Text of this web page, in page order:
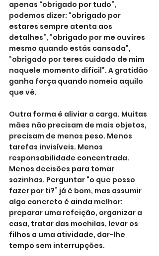
apenas “obrigado por tudo”,
podemos dizer: “obrigado por
estares sempre atenta aos
detalhes”, “obrigado por me ouvires
mesmo quando estás cansada”,
“obrigado por teres cuidado de mim
naquele momento difícil”. A gratidão
ganha força quando nomeia aquilo
que vê.
Outra forma é aliviar a carga. Muitas
mães não precisam de mais objetos,
precisam de menos peso. Menos
tarefas invisíveis. Menos
responsabilidade concentrada.
Menos decisões para tomar
sozinhas. Perguntar “o que posso
fazer por ti?” já é bom, mas assumir
algo concreto é ainda melhor:
preparar uma refeição, organizar a
casa, tratar das mochilas, levar os
filhos a uma atividade, dar-lhe
tempo sem interrupções.